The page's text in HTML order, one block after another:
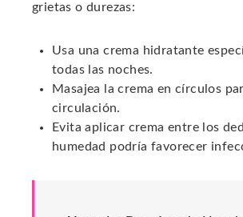
grietas o durezas:
Usa una crema hidratante
todas las noches.
Masajea la crema en círculos
circulación.
Evita aplicar crema entre los
humedad podría favorecer